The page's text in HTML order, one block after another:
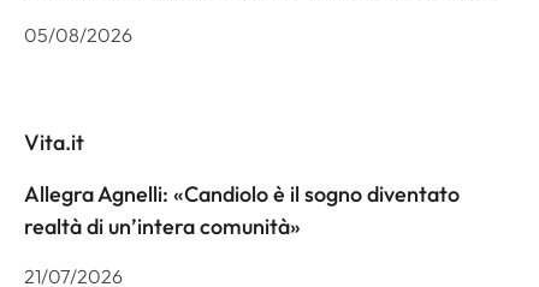
05/08/2026
Vita.it
Allegra Agnelli: «Candiolo è il sogno diventato
realtà di un’intera comunità»
21/07/2026